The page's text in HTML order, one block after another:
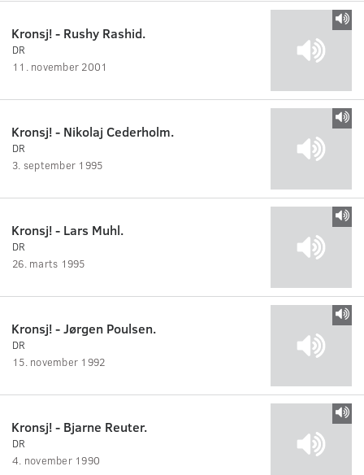
Kronsj! - Rushy Rashid.
DR
11. november 2001
Kronsj! - Nikolaj Cederholm.
DR
3. september 1995
Kronsj! - Lars Muhl.
DR
26. marts 1995
Kronsj! - Jørgen Poulsen.
DR
15. november 1992
Kronsj! - Bjarne Reuter.
DR
4. november 1990